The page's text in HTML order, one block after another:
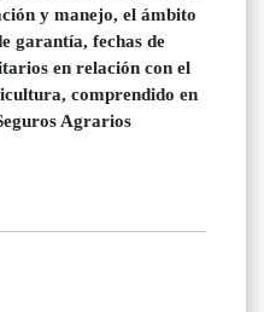
y manejo, el ámbito
garantía, fechas de
en relación con el
comprendido en
Agrarios